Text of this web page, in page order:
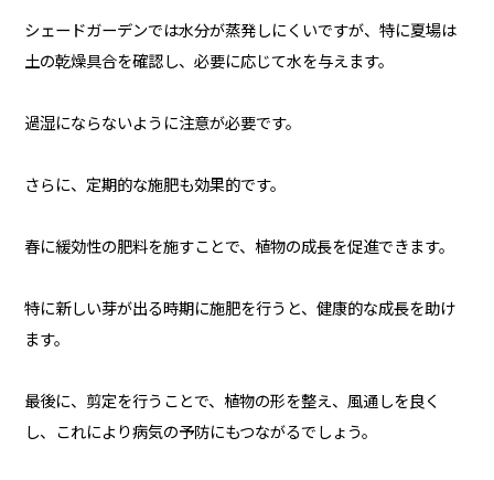
シェードガーデンでは水分が蒸発しにくいですが、特に夏場は
土の乾燥具合を確認し、必要に応じて水を与えます。
過湿にならないように注意が必要です。
さらに、定期的な施肥も効果的です。
春に緩効性の肥料を施すことで、植物の成長を促進できます。
特に新しい芽が出る時期に施肥を行うと、健康的な成長を助け
ます。
最後に、剪定を行うことで、植物の形を整え、風通しを良く
し、これにより病気の予防にもつながるでしょう。